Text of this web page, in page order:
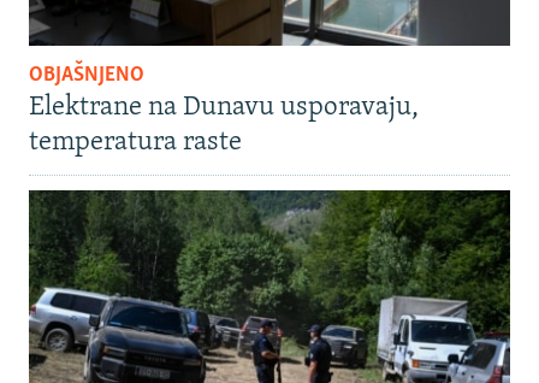
OBJAŠNJENO
Elektrane na Dunavu usporavaju,
temperatura raste